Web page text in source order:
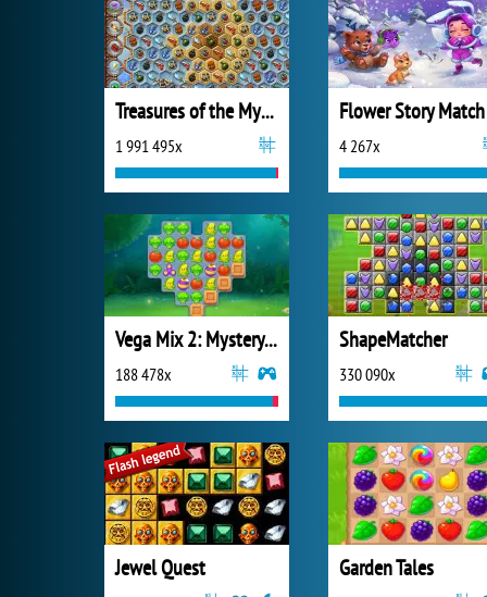
Treasures of the Mystic Sea
1 991 495x
Flower Story Match
4 267x
Vega Mix 2: Mystery of Island
188 478x
ShapeMatcher
330 090x
Jewel Quest Garden Tales